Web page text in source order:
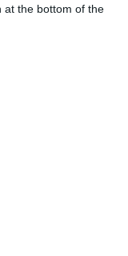
at the bottom of the